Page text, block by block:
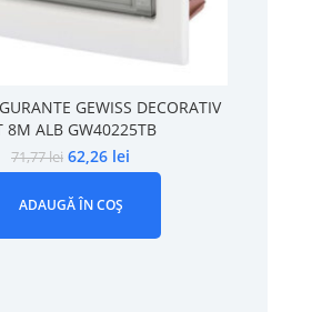
GEWISS DECORATIV
8M ALB GW40225TB
71,77lei 62,26 lei
ADAUGĂ ÎN COȘ